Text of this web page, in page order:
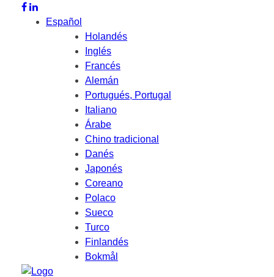
Español
Holandés
Inglés
Francés
Alemán
Portugués, Portugal
Italiano
Árabe
Chino tradicional
Danés
Japonés
Coreano
Polaco
Sueco
Turco
Finlandés
Bokmål